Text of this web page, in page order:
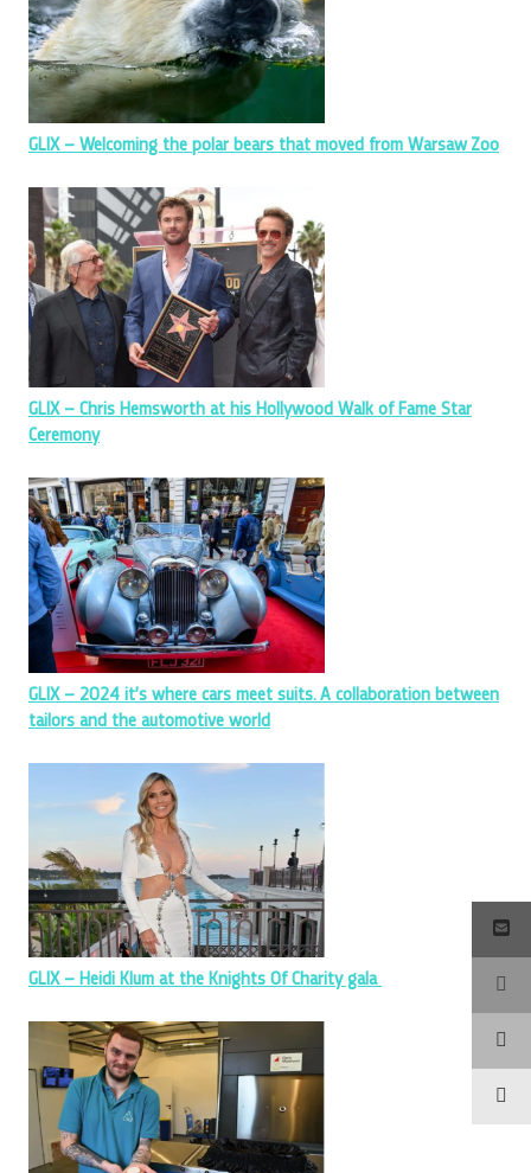
GLIX – Welcoming the polar bears that moved from Warsaw Zoo
GLIX – Chris Hemsworth at his Hollywood Walk of Fame Star
Ceremony
GLIX – 2024 it’s where cars meet suits. A collaboration between
tailors and the automotive world
GLIX – Heidi Klum at the Knights Of Charity gala